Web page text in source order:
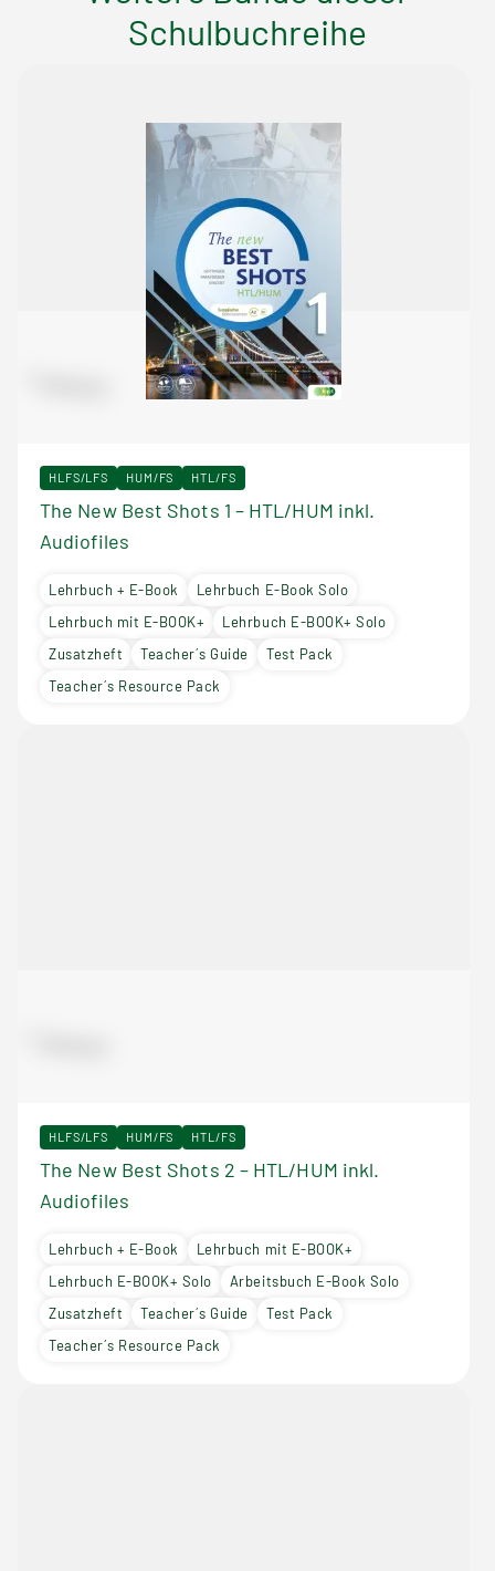
Schulbuchreihe
HLFS/LFS HUM/FS HTL/FS
The New Best Shots 1 – HTL/HUM inkl.
Audiofiles
Lehrbuch + E-Book
Lehrbuch E-Book Solo
Lehrbuch mit E-BOOK+
Lehrbuch E-BOOK+ Solo
Zusatzheft
Teacher´s Guide
Test Pack
Teacher´s Resource Pack
HLFS/LFS HUM/FS HTL/FS
The New Best Shots 2 – HTL/HUM inkl.
Audiofiles
Lehrbuch + E-Book
Lehrbuch mit E-BOOK+
Lehrbuch E-BOOK+ Solo
Arbeitsbuch E-Book Solo
Zusatzheft
Teacher´s Guide
Test Pack
Teacher´s Resource Pack